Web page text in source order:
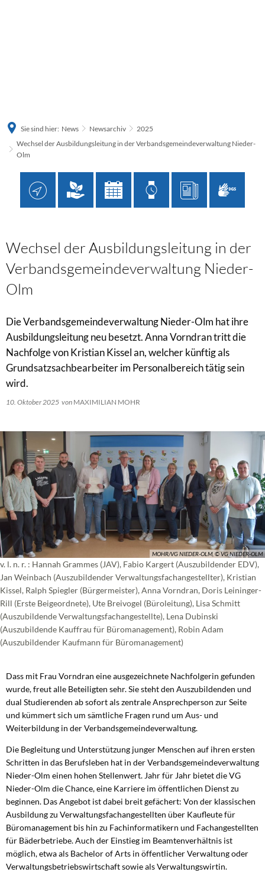
Sie sind hier: News Newsarchiv
2025
Wechsel der Ausbildungsleitung in der Verbandsgemeindeverwaltung Nieder-
Olm
Wechsel der Ausbildungsleitung in der
Verbandsgemeindeverwaltung Nieder-
Olm
Die Verbandsgemeindeverwaltung Nieder-Olm hat ihre
Ausbildungsleitung neu besetzt. Anna Vorndran tritt die
Nachfolge von Kristian Kissel an, welcher künftig als
Grundsatzsachbearbeiter im Personalbereich tätig sein
wird.
10. Oktober 2025 von MAXIMILIAN MOHR
MOHR/VG NIEDER-OLM, © VG NIEDER-OLM
v. l. n. r. : Hannah Grammes (JAV), Fabio Kargert (Auszubildender EDV),
Jan Weinbach (Auszubildender Verwaltungsfachangestellter), Kristian
Kissel, Ralph Spiegler (Bürgermeister), Anna Vorndran, Doris Leininger-
Rill (Erste Beigeordnete), Ute Breivogel (Büroleitung), Lisa Schmitt
(Auszubildende Verwaltungsfachangestellte), Lena Dubinski
(Auszubildende Kauffrau für Büromanagement), Robin Adam
(Auszubildender Kaufmann für Büromanagement)
Dass mit Frau Vorndran eine ausgezeichnete Nachfolgerin gefunden
wurde, freut alle Beteiligten sehr. Sie steht den Auszubildenden und
dual Studierenden ab sofort als zentrale Ansprechperson zur Seite
und kümmert sich um sämtliche Fragen rund um Aus- und
Weiterbildung in der Verbandsgemeindeverwaltung.
Die Begleitung und Unterstützung junger Menschen auf ihren ersten
Schritten in das Berufsleben hat in der Verbandsgemeindeverwaltung
Nieder-Olm einen hohen Stellenwert. Jahr für Jahr bietet die VG
Nieder-Olm die Chance, eine Karriere im öffentlichen Dienst zu
beginnen. Das Angebot ist dabei breit gefächert: Von der klassischen
Ausbildung zu Verwaltungsfachangestellten über Kaufleute für
Büromanagement bis hin zu Fachinformatikern und Fachangestellten
für Bäderbetriebe. Auch der Einstieg im Beamtenverhältnis ist
möglich, etwa als Bachelor of Arts in öffentlicher Verwaltung oder
Verwaltungsbetriebswirtschaft sowie als Verwaltungswirtin.